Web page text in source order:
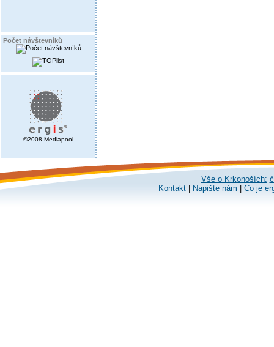
Počet návštevníků
©2008 Mediapool
Vše o Krkonoších:
Kontakt
Napište nám Co je